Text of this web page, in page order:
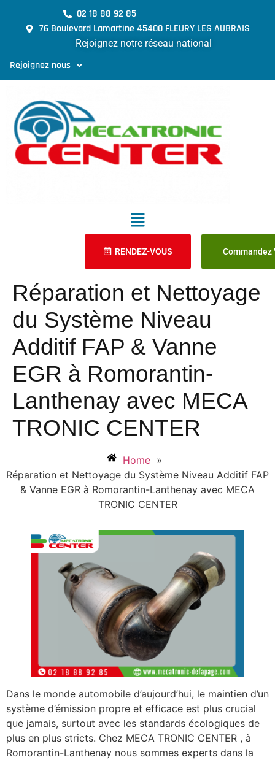
02 18 88 92 85
76 Boulevard Lamartine 45400 FLEURY LES AUBRAIS
Rejoignez notre réseau national
Rejoignez nous
RENDEZ-VOUS Commandez
Réparation et Nettoyage
du Système Niveau
Additif FAP & Vanne
EGR à Romorantin-
Lanthenay avec MECA
TRONIC CENTER
Home »
Réparation et Nettoyage du Système Niveau Additif FAP
& Vanne EGR à Romorantin-Lanthenay avec MECA
TRONIC CENTER
Dans le monde automobile d’aujourd’hui, le maintien d’un
système d’émission propre et efficace est plus crucial
que jamais, surtout avec les standards écologiques de
plus en plus stricts. Chez MECA TRONIC CENTER , à
Romorantin-Lanthenay nous sommes experts dans la